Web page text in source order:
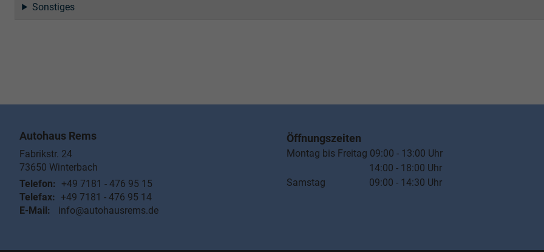
Sonstiges
Autohaus Rems
Fabrikstr. 24
73650 Winterbach
Telefon: +49 7181 - 476 95 15
Telefax: +49 7181 - 476 95 14
E-Mail:
info@autohausrems.de
Öffnungszeiten
Montag bis Freitag 09:00 - 13:00 Uhr
14:00 - 18:00 Uhr
Samstag 09:00 - 14:30 Uhr